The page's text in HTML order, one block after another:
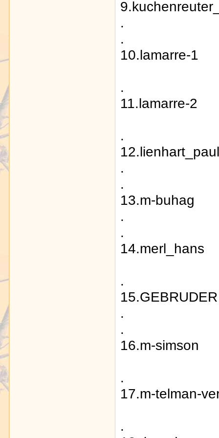
.
.
10.lamarre-1
.
11.lamarre-2
.
12.lienhart_paul
.
.
13.m-buhag
.
.
14.merl_hans
.
.
.
16.m-simson
.
17.m-telman-
.